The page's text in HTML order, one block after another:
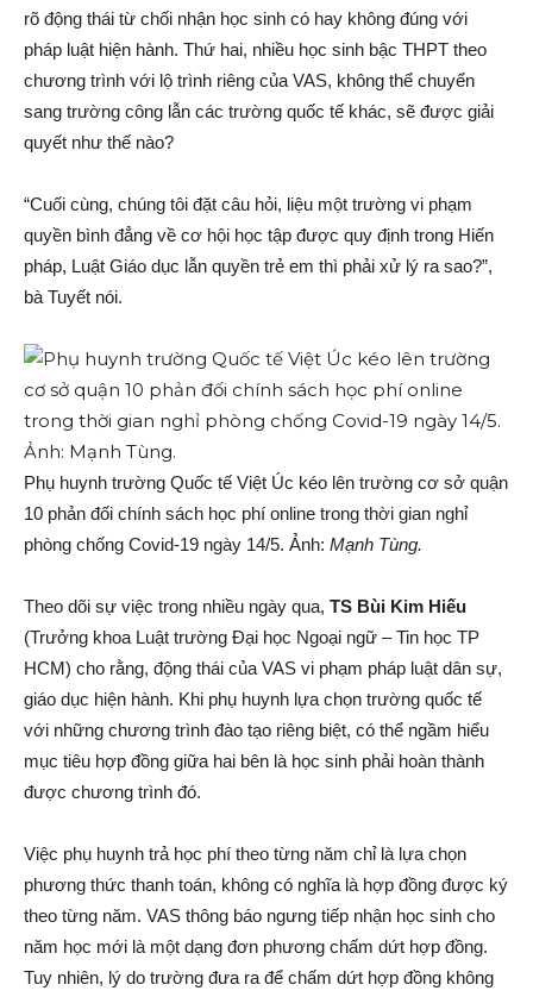
rõ động thái từ chối nhận học sinh có hay không đúng với
pháp luật hiện hành. Thứ hai, nhiều học sinh bậc THPT theo
chương trình với lộ trình riêng của VAS, không thể chuyển
sang trường công lẫn các trường quốc tế khác, sẽ được giải
quyết như thế nào?
“Cuối cùng, chúng tôi đặt câu hỏi, liệu một trường vi phạm
quyền bình đẳng về cơ hội học tập được quy định trong Hiến
pháp, Luật Giáo dục lẫn quyền trẻ em thì phải xử lý ra sao?”,
bà Tuyết nói.
Phụ huynh trường Quốc tế Việt Úc kéo lên trường cơ sở quận
10 phản đối chính sách học phí online trong thời gian nghỉ
phòng chống Covid-19 ngày 14/5. Ảnh: Mạnh Tùng.
Theo dõi sự việc trong nhiều ngày qua, TS Bùi Kim Hiếu
(Trưởng khoa Luật trường Đại học Ngoại ngữ – Tin học TP
HCM) cho rằng, động thái của VAS vi phạm pháp luật dân sự,
giáo dục hiện hành. Khi phụ huynh lựa chọn trường quốc tế
với những chương trình đào tạo riêng biệt, có thể ngầm hiểu
mục tiêu hợp đồng giữa hai bên là học sinh phải hoàn thành
được chương trình đó.
Việc phụ huynh trả học phí theo từng năm chỉ là lựa chọn
phương thức thanh toán, không có nghĩa là hợp đồng được ký
theo từng năm. VAS thông báo ngưng tiếp nhận học sinh cho
năm học mới là một dạng đơn phương chấm dứt hợp đồng.
Tuy nhiên, lý do trường đưa ra để chấm dứt hợp đồng không